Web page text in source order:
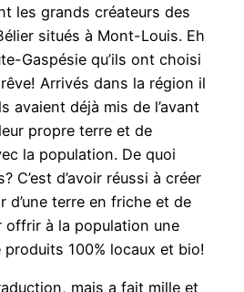
les grands créateurs des
situés à Mont-Louis. Eh
Gaspésie qu’ils ont choisi
Arrivés dans la région il
avaient déjà mis de l’avant
propre terre et de
la population. De quoi
C’est d’avoir réussi à créer
d’une terre en friche et de
offrir à la population une
100% locaux et bio!
mais a fait mille et